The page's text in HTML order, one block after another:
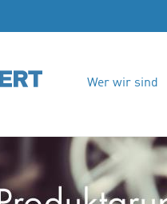
Wer wir sind